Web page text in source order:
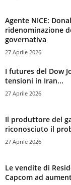
Agente NICE:
ridenominazione
governativa
27 Aprile 2026
I futures del Dow
tensioni in Iran...
27 Aprile 2026
Il produttore del
riconosciuto il
27 Aprile 2026
Le vendite di
Capcom ad